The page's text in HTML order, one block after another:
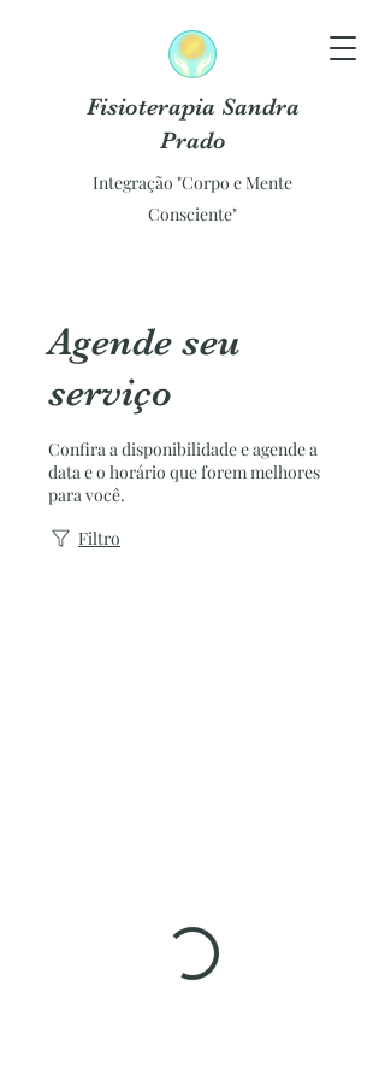
Fisioterapia Sandra
Prado
Integração "Corpo e Mente
Consciente"
Agende seu
serviço
Confira a disponibilidade e agende a
data e o horário que forem melhores
para você.
Filtro